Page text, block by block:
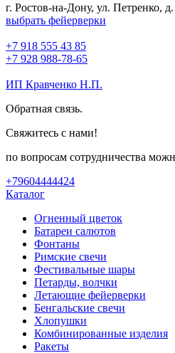
г. Ростов-на-Дону, ул. Петренко, д.
выбрать фейерверки
+7 918 555 43 85
+7 928 988-78-65
ИП Кравченко Н.П.
Обратная связь.
Свяжитесь с нами!
по вопросам сотрудничества
+79604444424
Каталог
Огненный цветок
Батареи салютов
Фонтаны
Римские свечи
Фестивальные шары
Петарды, волчки
Летающие фейерверки
Бенгальские свечи
Хлопушки
Комбинированные изделия
Ракеты